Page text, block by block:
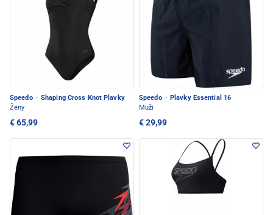
Speedo · Shaping Cross Knot Plavky
Ženy
€ 65,99
Speedo · Plavky Essential 16
Muži
€ 29,99